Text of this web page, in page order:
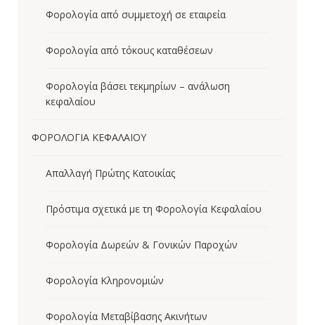
Φορολογία από συμμετοχή σε εταιρεία
Φορολογία από τόκους καταθέσεων
Φορολογία βάσει τεκμηρίων – ανάλωση
κεφαλαίου
ΦΟΡΟΛΟΓΙΑ ΚΕΦΑΛΑΙΟΥ
Απαλλαγή Πρώτης Κατοικίας
Πρόστιμα σχετικά με τη Φορολογία Κεφαλαίου
Φορολογία Δωρεών & Γονικών Παροχών
Φορολογία Κληρονομιών
Φορολογία Μεταβίβασης Ακινήτων